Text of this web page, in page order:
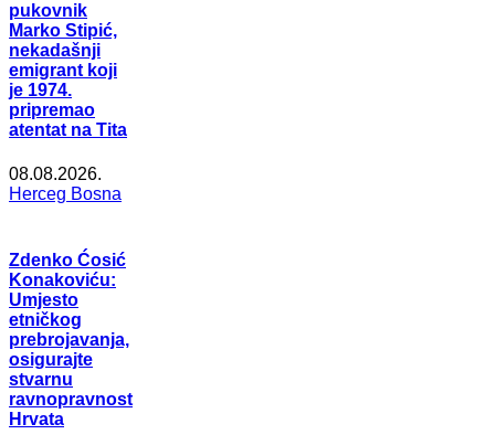
pukovnik
Marko Stipić,
nekadašnji
emigrant koji
je 1974.
pripremao
atentat na Tita
08.08.2026.
Herceg Bosna
Zdenko Ćosić
Konakoviću:
Umjesto
etničkog
prebrojavanja,
osigurajte
stvarnu
ravnopravnost
Hrvata